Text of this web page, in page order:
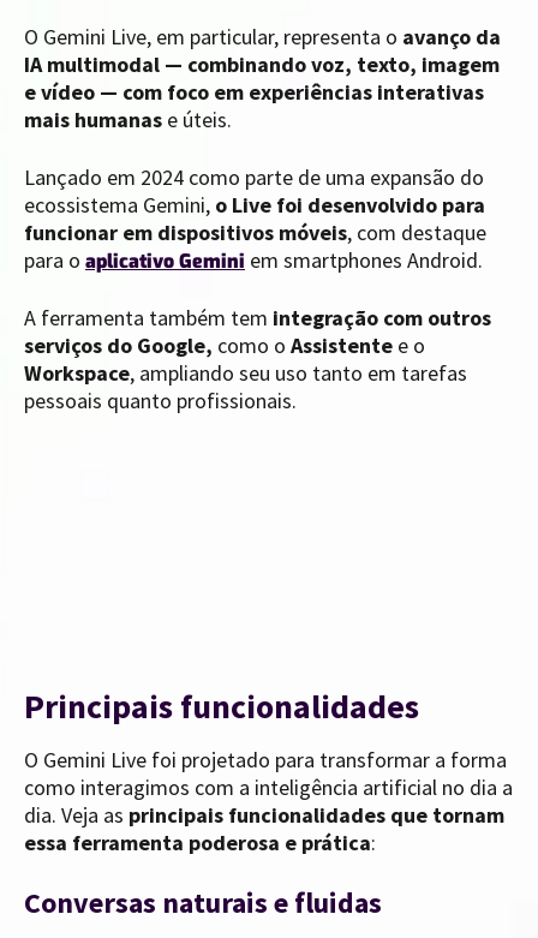
O Gemini Live, em particular, representa o avanço da
IA multimodal — combinando voz, texto, imagem
e vídeo — com foco em experiências interativas
mais humanas e úteis.
Lançado em 2024 como parte de uma expansão do
ecossistema Gemini, o Live foi desenvolvido para
funcionar em dispositivos móveis, com destaque
para o aplicativo Gemini em smartphones Android.
A ferramenta também tem integração com outros
serviços do Google, como o Assistente e o
Workspace, ampliando seu uso tanto em tarefas
pessoais quanto profissionais.
Principais funcionalidades
O Gemini Live foi projetado para transformar a forma
como interagimos com a inteligência artificial no dia a
dia. Veja as principais funcionalidades que tornam
essa ferramenta poderosa e prática:
Conversas naturais e fluidas